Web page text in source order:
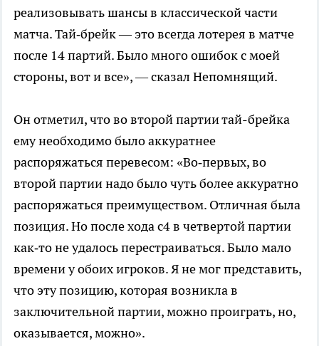
реализовывать шансы в классической части
матча. Тай‑брейк — это всегда лотерея в матче
после 14 партий. Было много ошибок с моей
стороны, вот и все», — сказал Непомнящий.
Он отметил, что во второй партии тай-брейка
ему необходимо было аккуратнее
распоряжаться перевесом: «Во‑первых, во
второй партии надо было чуть более аккуратно
распоряжаться преимуществом. Отличная была
позиция. Но после хода c4 в четвертой партии
как‑то не удалось перестраиваться. Было мало
времени у обоих игроков. Я не мог представить,
что эту позицию, которая возникла в
заключительной партии, можно проиграть, но,
оказывается, можно».